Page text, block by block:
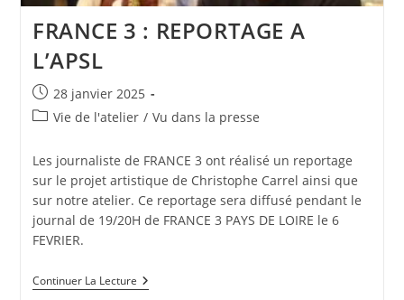
FRANCE 3 : REPORTAGE A
L’APSL
Publication
publiée :
28 janvier 2025
PostVie de l'atelier / Vu dans la presse
Les journaliste de FRANCE 3 ont réalisé un reportage
sur le projet artistique de Christophe Carrel ainsi que
sur notre atelier. Ce reportage sera diffusé pendant le
journal de 19/20H de FRANCE 3 PAYS DE LOIRE le 6
FEVRIER.
Continuer La LectureFRANCE
3